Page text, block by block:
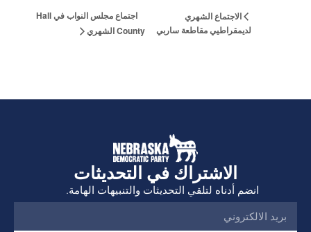
الاجتماع الشهري
لديمقراطيي مقاطعة ساربي
اجتماع مجلس النواب في Hall
County الشهري
الاشتراك في التحديثات
انضم أدناه لتلقي التحديثات والتنبيهات الهامة.